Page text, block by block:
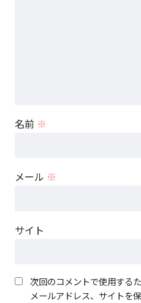
名前 ※
メール ※
サイト
次回のコメントで使用する
メールアドレス、サイトを保